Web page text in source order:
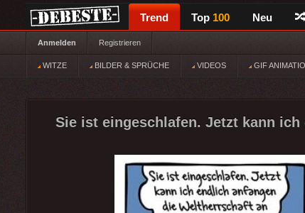
Trend Top 100 Neu
Anmelden Registrieren
WITZE BILDER & SPRÜCHE VIDEOS GIF
Sie ist eingeschlafen. Jetzt kann